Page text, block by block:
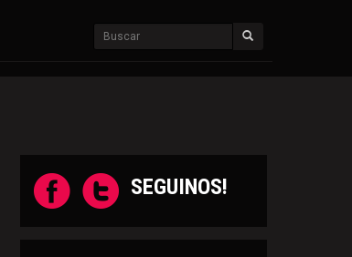
SEGUINOS!